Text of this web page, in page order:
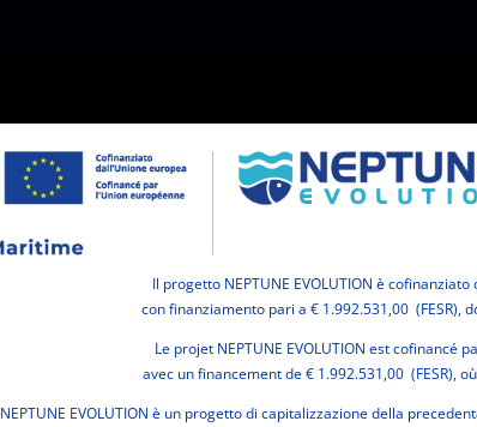
Il progetto NEPTUNE EVOLUTION è
con finanziamento pari a € 1.992.531,00 (FESR),
Le projet NEPTUNE EVOLUTION est
avec un financement de € 1.992.531,00 (FESR),
NEPTUNE EVOLUTION è un progetto di capitalizzazione della